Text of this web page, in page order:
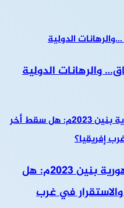
والرهانات الدولية
الانتخابات البرلمانية في جمهورية بنين 2023م: هل
في غرب